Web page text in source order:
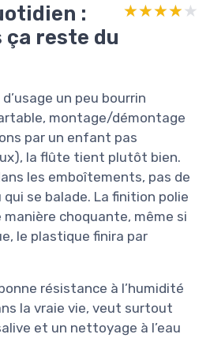
:
reste du
★★★★★
★★★★★
un peu bourrin
montage/démontage
par un enfant pas
la flûte tient plutôt bien.
les emboîtements, pas de
se balade. La finition polie
manière choquante, même si
le plastique finira par
résistance à l’humidité
la vraie vie, veut surtout
et un nettoyage à l’eau